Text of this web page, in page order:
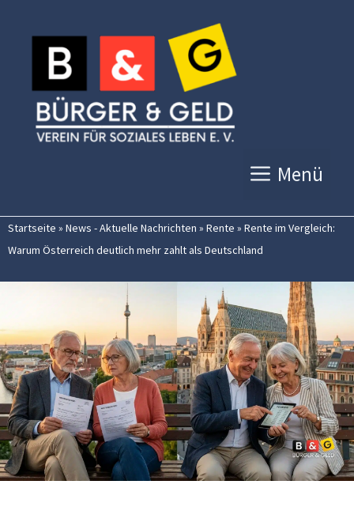
Inhalt
springen
Menü
Startseite » News - Aktuelle Nachrichten » Rente » Rente im Vergleich:
Warum Österreich deutlich mehr zahlt als Deutschland